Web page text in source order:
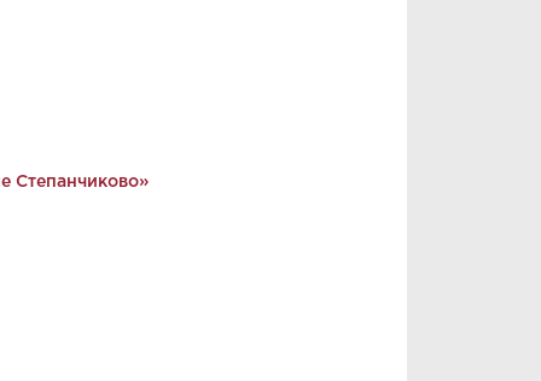
Степанчиково»